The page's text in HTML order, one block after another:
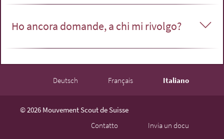
Ho ancora domande, a chi mi rivolgo?
Deutsch Français Italiano
© 2026 Mouvement Scout de Suisse
Contatto
Invia un docu